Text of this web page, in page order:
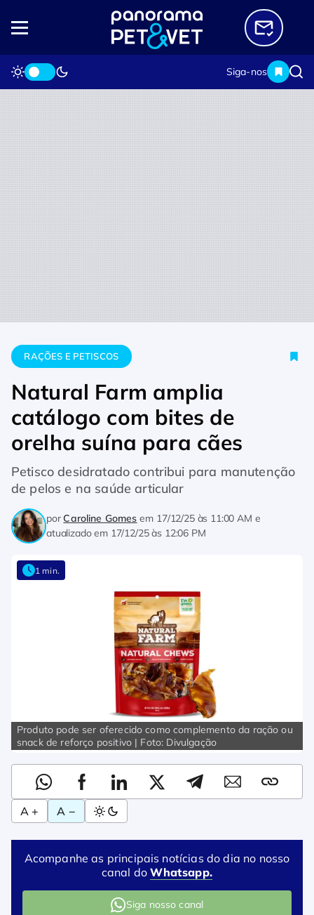
Siga-nos
Home Rações e Petiscos Natural Farm amplia catálogo
RAÇÕES E PETISCOS
Natural Farm amplia
catálogo com bites de
orelha suína para cães
Petisco desidratado contribui para manutenção
de pelos e na saúde articular
porCaroline Gomes em 17/12/25 às 11:00 AM e
atualizado em 17/12/25 às 12:06 PM
Produto pode ser oferecido como complemento da ração ou
snack de reforço positivo | Foto: Divulgação
1 min.
A + A −
Acompanhe as principais notícias do dia no nosso
canal doWhatsapp.
Siga nosso canal